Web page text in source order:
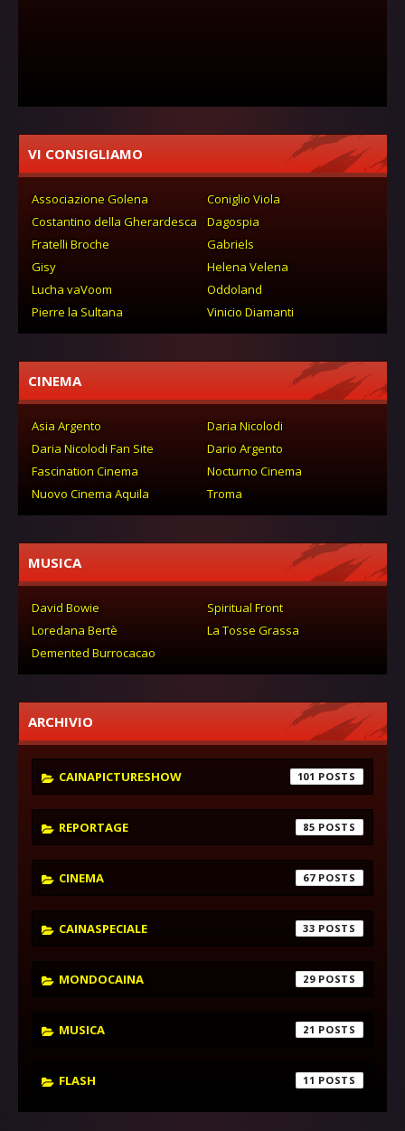
VI CONSIGLIAMO
Associazione Golena
Coniglio Viola
Costantino della Gherardesca
Dagospia
Fratelli Broche
Gabriels
Gisy
Helena Velena
Lucha vaVoom
Oddoland
Pierre la Sultana
Vinicio Diamanti
CINEMA
Asia Argento
Daria Nicolodi
Daria Nicolodi Fan Site
Dario Argento
Fascination Cinema
Nocturno Cinema
Nuovo Cinema Aquila
Troma
MUSICA
David Bowie
Spiritual Front
Loredana Bertè
La Tosse Grassa
Demented Burrocacao
ARCHIVIO
CAINAPICTURESHOW 101
REPORTAGE 85
CINEMA 67
CAINASPECIALE 33
MONDOCAINA 29
MUSICA 21
FLASH 11